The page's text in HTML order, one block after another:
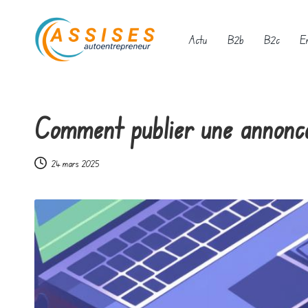
s
s
i
s
e
s
a
Actu B2b B2c
Comment publier une
24 mars 2025